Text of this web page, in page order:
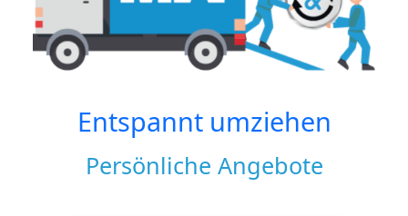
Entspannt umziehen
Persönliche Angebote